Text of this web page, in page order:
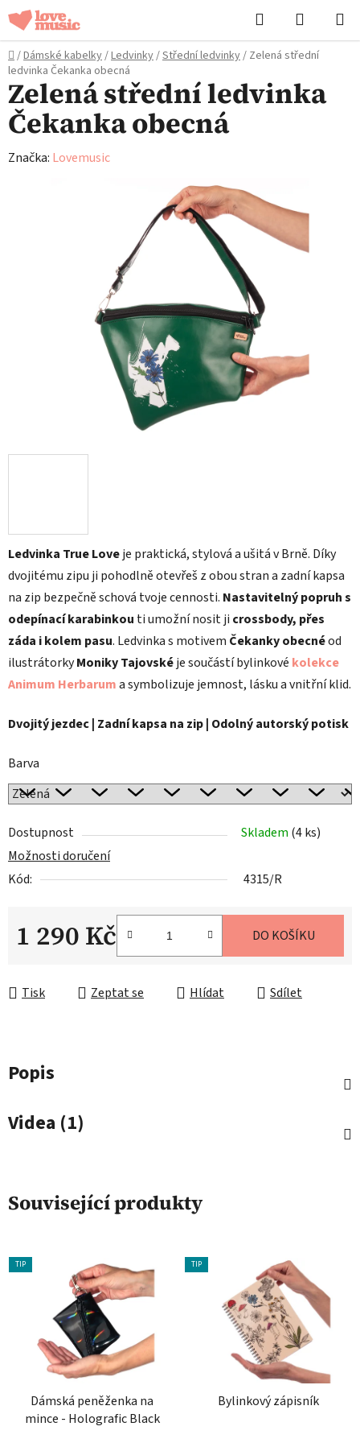
Přejít
na
obsah
Hledat
KOŠÍK
Domů
/Dámské kabelky/Ledvinky/Střední ledvinky/ Zelená střední
ledvinka Čekanka obecná
Ledvinka True Loveje praktická, stylová a ušitá v Brně. Díky
dvojitému zipu ji pohodlně otevřeš z obou stran a zadní kapsa
na zip bezpečně schová tvoje cennosti. Nastavitelný popruh s
odepínací karabinkou ti umožní nosit ji crossbody, přes
záda i kolem pasu. Ledvinka s motivem Čekanky obecnéod
ilustrátorkyMoniky Tajovskéje součástí bylinkové kolekce
Animum Herbaruma symbolizuje jemnost, lásku a vnitřní klid.
Dvojitý jezdec | Zadní kapsa na zip | Odolný autorský potisk
Barva
Dostupnost Skladem (4 ks)
Možnosti doručení
Kód:
4315/R
1 290 Kč DO KOŠÍKU
Tisk Zeptat se Hlídat Sdílet
Zelená střední ledvinka
Čekanka obecná
Značka: Lovemusic
Popis
Videa (1)
Související produkty
TIP
Dámská peněženka na
mince - Holografic Black
TIP
Bylinkový zápisník